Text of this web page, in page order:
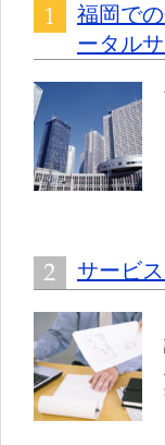
福岡で
ータル
サービ